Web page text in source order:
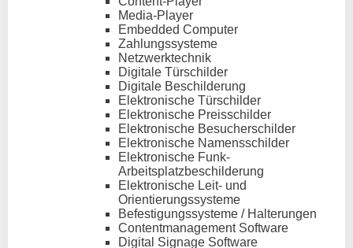
Media-Player
Embedded Computer
Zahlungssysteme
Netzwerktechnik
Digitale Türschilder
Digitale Beschilderung
Elektronische Türschilder
Elektronische Preisschilder
Elektronische Besucherschilder
Elektronische Namensschilder
Elektronische Funk-
Arbeitsplatzbeschilderung
Elektronische Leit- und
Orientierungssysteme
Befestigungssysteme / Halterungen
Contentmanagement Software
Digital Signage Software